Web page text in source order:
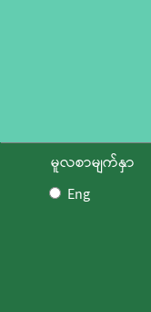
မူလစာမျက်နှာ
Eng